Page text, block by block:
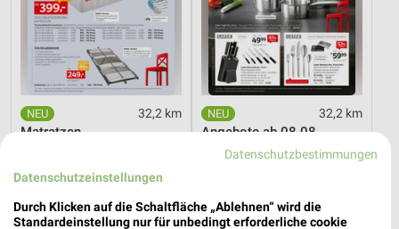
32,2 km
Matratzen
32,2 km
Angebote ab 08.08.
Gültig bis Fr. 14.08.
Datenschutzbestimmungen
Datenschutzeinstellungen
Durch Klicken auf die Schaltfläche „Ablehnen“ wird die
Standardeinstellung nur für unbedingt erforderliche cookie